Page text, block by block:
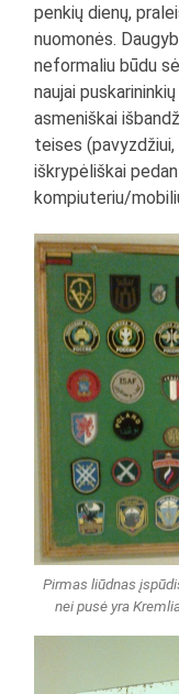
penkių dienų,
nuomonės.
neformaliu būdu
naujai
asmeniškai
teises
iškrypėliškai
kompiuteriu/
Pirmas liūdnas
nei pusė yra